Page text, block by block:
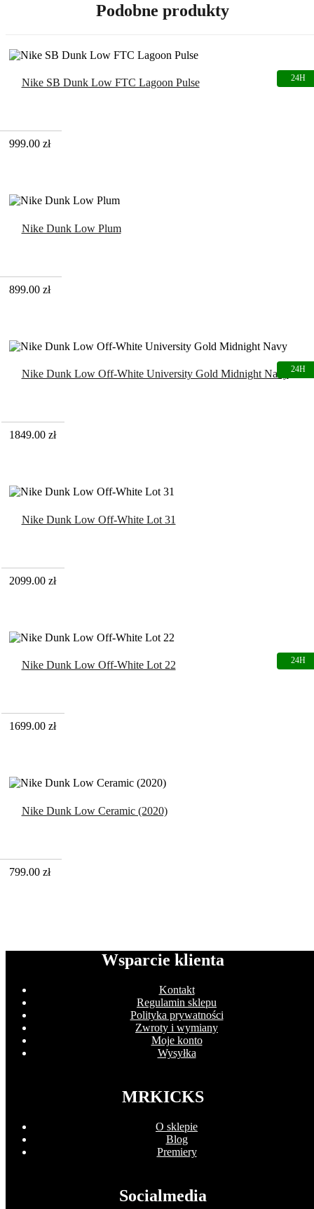
Podobne produkty
Nike SB Dunk Low FTC Lagoon Pulse
999.00 zł
Nike Dunk Low Plum
899.00 zł
Nike Dunk Low Off-White University Gold Midnight Navy
1849.00 zł
Nike Dunk Low Off-White Lot 31
2099.00 zł
Nike Dunk Low Off-White Lot 22
1699.00 zł
Nike Dunk Low Ceramic (2020)
799.00 zł
Wsparcie klienta
Kontakt
Regulamin sklepu
Polityka prywatności
Zwroty i wymiany
Moje konto
Wysyłka
MRKICKS
O sklepie
Blog
Premiery
Socialmedia